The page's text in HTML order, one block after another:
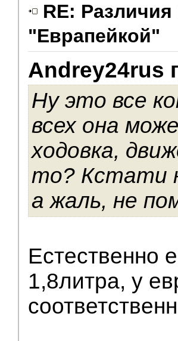
RE:
"Еврапейкой"
Andrey24rus
Ну это все
всех она
ходовка,
то? Кстати
а жаль, не
Естественно
1,8литра, у